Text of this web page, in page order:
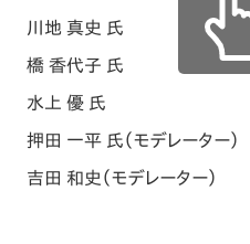
川地 真史 氏
橋 香代子 氏
水上 優 氏
押田 一平 氏（モデレーター）
吉田 和史（モデレーター）